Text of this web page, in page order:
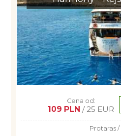
Cena od:
109 PLN / 25 EUR
Protaras /